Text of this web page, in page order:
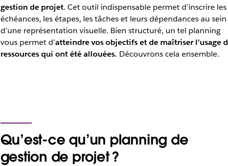
gestion de projet. Cet outil indispensable permet d’inscrire les
échéances, les étapes, les tâches et leurs dépendances au sein
d’une représentation visuelle. Bien structuré, un tel planning
vous permet d’atteindre vos objectifs et de maîtriser l’usage
ressources qui ont été allouées. Découvrons cela ensemble.
Qu’est-ce qu’un planning de
gestion de projet ?